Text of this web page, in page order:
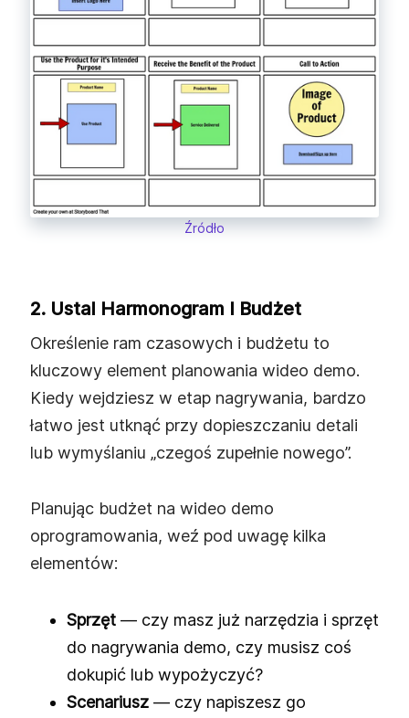
Źródło
2. Ustal Harmonogram I Budżet
Określenie ram czasowych i budżetu to
kluczowy element planowania wideo demo.
Kiedy wejdziesz w etap nagrywania, bardzo
łatwo jest utknąć przy dopieszczaniu detali
lub wymyślaniu „czegoś zupełnie nowego”.
Planując budżet na wideo demo
oprogramowania, weź pod uwagę kilka
elementów:
Sprzęt — czy masz już narzędzia i sprzęt
do nagrywania demo, czy musisz coś
dokupić lub wypożyczyć?
Scenariusz — czy napiszesz go